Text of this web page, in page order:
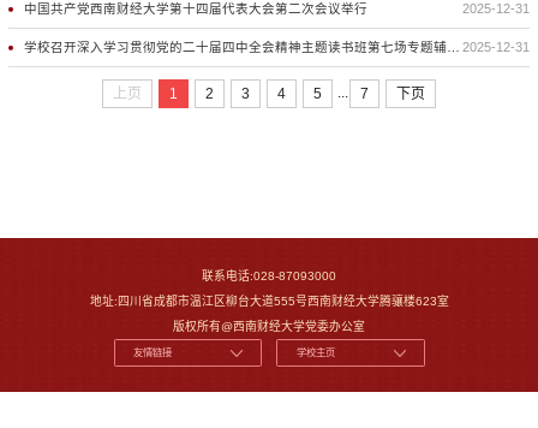
2025-12-31
中国共产党西南财经大学第十四届代表大会第二次会议举行
2025-12-31
学校召开深入学习贯彻党的二十届四中全会精神主题读书班第七场专题辅导报告会暨结业式
上页 1 2 3 4 5 ... 7 下页
联系电话:028-87093000
地址:四川省成都市温江区柳台大道555号西南财经大学腾骧楼623室
版权所有@西南财经大学党委办公室
友情链接 学校主页